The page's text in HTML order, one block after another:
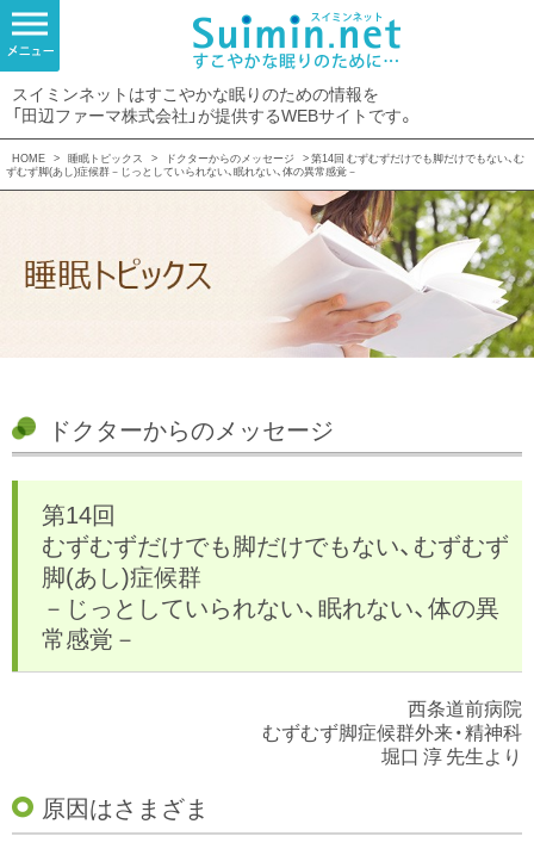
スイミンネットはすこやかな眠りのための情報を
「田辺ファーマ株式会社」が提供するWEBサイトです。
HOME > 睡眠トピックス > ドクターからのメッセージ
> 第14回 むずむずだけでも脚だけでもない、む
ずむず脚(あし)症候群－じっとしていられない、眠れない、体の異常感覚－
ドクターからのメッセージ
第14回
むずむずだけでも脚だけでもない、むずむず
脚(あし)症候群
－じっとしていられない、眠れない、体の異
常感覚－
西条道前病院
むずむず脚症候群外来・精神科
堀口 淳 先生より
原因はさまざま